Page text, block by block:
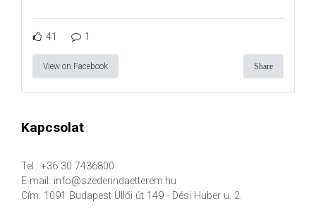
41 1
View on Facebook Share
Kapcsolat
Tel.: +36 30 7436800
E-mail: info@szederindaetterem.hu
Cím: 1091 Budapest Üllői út 149 - Dési Huber u. 2.